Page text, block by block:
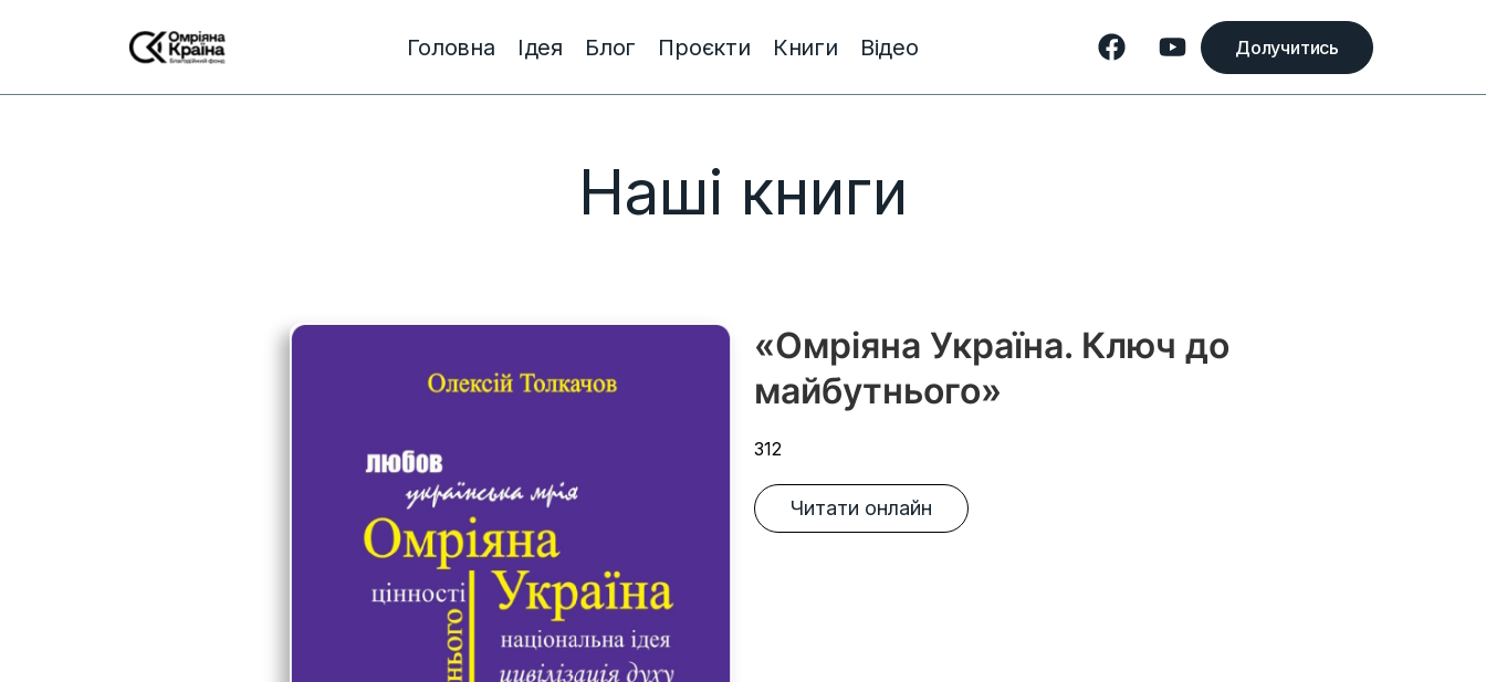
Головна Ідея Блог Проєкти Книги Відео Долучитись
Наші книги
«Омріяна Україна. Ключ до
майбутнього»
312
Читати онлайн